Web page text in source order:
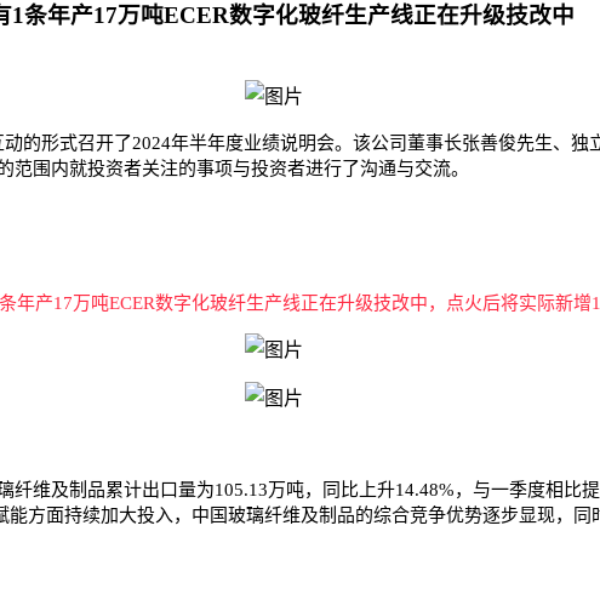
条年产17万吨ECER数字化玻纤生产线正在升级技改中
的形式召开了2024年半年度业绩说明会。该公司董事长张善俊先生、
围内就投资者关注的事项与投资者进行了沟通与交流。
年产17万吨ECER数字化玻纤生产线正在升级技改中，点火后将实际新增
及制品累计出口量为105.13万吨，同比上升14.48%，与一季度相比
方面持续加大投入，中国玻璃纤维及制品的综合竞争优势逐步显现，同